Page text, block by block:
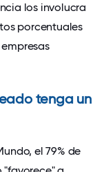
los involucra
porcentuales
tenga un
el 79% de